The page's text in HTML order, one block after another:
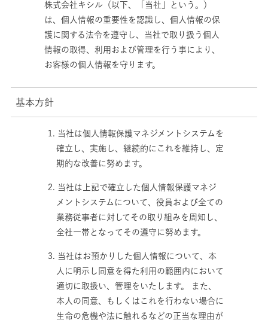
株式会社キシル（以下、「当社」という。）
は、個人情報の重要性を認識し、個人情報の保
護に関する法令を遵守し、当社で取り扱う個人
情報の取得、利用および管理を行う事により、
お客様の個人情報を守ります。
基本方針
1. 当社は個人情報保護マネジメントシステムを
確立し、実施し、継続的にこれを維持し、定
期的な改善に努めます。
2. 当社は上記で確立した個人情報保護マネジ
メントシステムについて、役員および全ての
業務従事者に対してその取り組みを周知し、
全社一帯となってその遵守に努めます。
3. 当社はお預かりした個人情報について、本
人に明示し同意を得た利用の範囲内において
適切に取扱い、管理をいたします。 また、
本人の同意、もしくはこれを行わない場合に
生命の危機や法に触れるなどの正当な理由が